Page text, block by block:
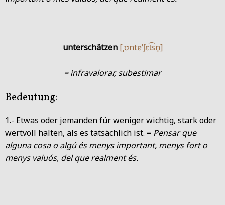
unterschätzen [ˌʊntɐˈʃɛt͡sn̩]
= infravalorar, subestimar
Bedeutung:
1.- Etwas oder jemanden für weniger wichtig, stark oder
wertvoll halten, als es tatsächlich ist. = Pensar que
alguna cosa o algú és menys important, menys fort o
menys valuós, del que realment és.